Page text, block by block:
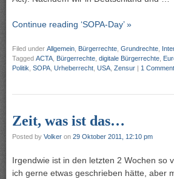
Continue reading ‘SOPA-Day’ »
Filed under Allgemein Bürgerrechte Grundrechte
Tagged ACTA Bürgerrechte digitale Bürgerrechte
Politik SOPA Urheberrecht USA Zensur | 1 Comment
Zeit, was ist das…
Posted by Volker on 29 Oktober 2011, 12:10 pm
Irgendwie ist in den letzten 2 Wochen so
ich gerne etwas geschrieben hätte, aber